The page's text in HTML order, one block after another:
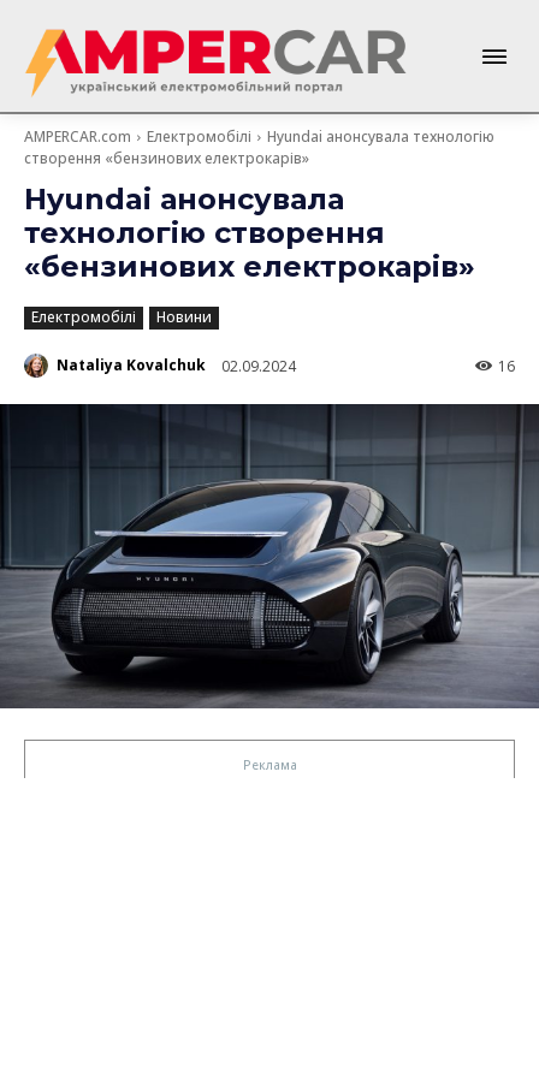
AMPERCAR.com Електромобілі
Hyundai анонсувала технологію
створення «бензинових електрокарів»
Hyundai анонсувала
технологію створення
«бензинових електрокарів»
Електромобілі Новини
Nataliya Kovalchuk 02.09.2024 16